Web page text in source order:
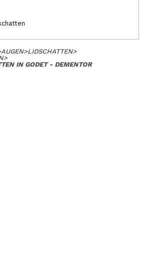
AUGEN>LIDSCHATTEN>
>
IN GODET - DEMENTOR